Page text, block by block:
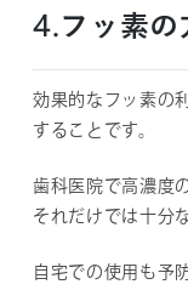
4.フッ素の
効果的なフッ素の
することです。
歯科医院で高濃度
それだけでは十分
自宅での使用も予